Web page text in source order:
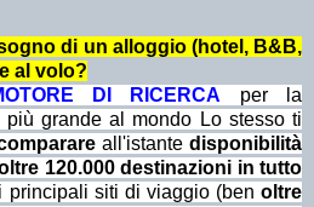
di un alloggio (hotel, B&B,
al volo?
DI RICERCA
per la
grande al mondo Lo stesso ti
all'istantedisponibilità
120.000 destinazioni in tutto
principali siti di viaggio (benoltre